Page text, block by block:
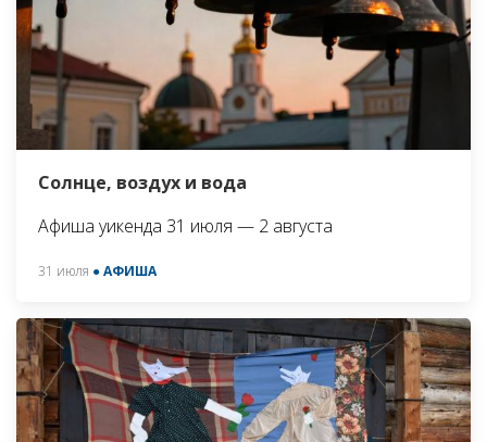
Солнце, воздух и вода
Афиша уикенда 31 июля — 2 августа
31 июля ● АФИША